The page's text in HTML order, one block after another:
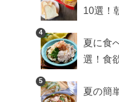
10選！
4
夏に食
選！食
5
夏の簡